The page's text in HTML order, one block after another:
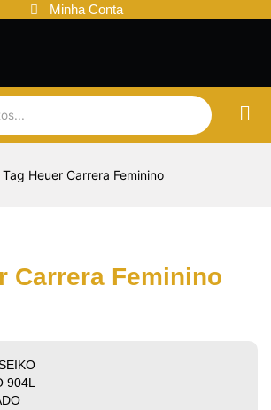
Minha Conta
Tag Heuer Carrera Feminino
Carrera Feminino
904L